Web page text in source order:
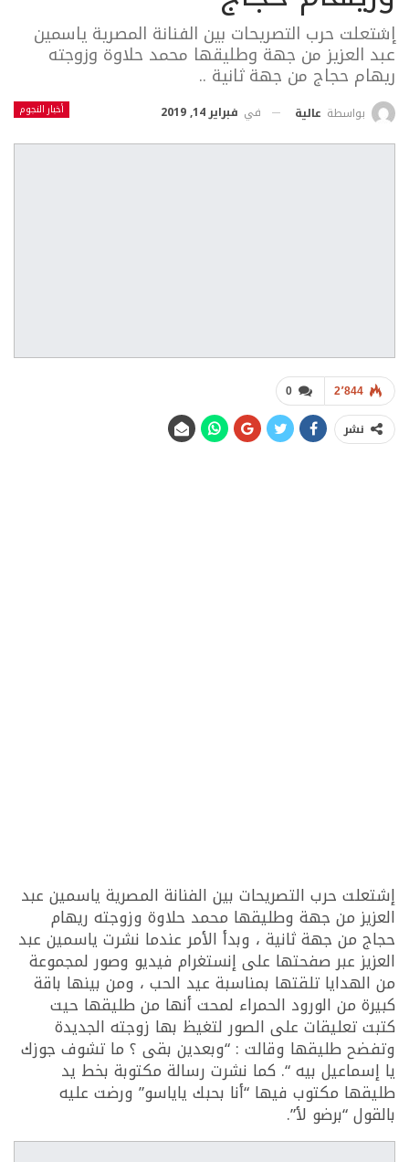
إشتعلت حرب التصريحات بين الفنانة المصرية ياسمين
عبد العزيز من جهة وطليقها محمد حلاوة وزوجته
ريهام حجاج من جهة ثانية ..
أخبار النجوم بواسطة عالية في فبراير 14, 2019
0 2٬844
نشر
إشتعلت حرب التصريحات بين الفنانة المصرية ياسمين عبد
العزيز من جهة وطليقها محمد حلاوة وزوجته ريهام
حجاج من جهة ثانية ، وبدأ الأمر عندما نشرت ياسمين عبد
العزيز عبر صفحتها على إنستغرام فيديو وصور لمجموعة
من الهدايا تلقتها بمناسبة عيد الحب ، ومن بينها باقة
كبيرة من الورود الحمراء لمحت أنها من طليقها حيت
كتبت تعليقات على الصور لتغيظ بها زوجته الجديدة
وتفضح طليقها وقالت : “وبعدين بقى ؟ ما تشوف جوزك
يا إسماعيل بيه “. كما نشرت رسالة مكتوبة بخط يد
طليقها مكتوب فيها “أنا بحبك ياياسو” ورضت عليه
بالقول “برضو لأ”.